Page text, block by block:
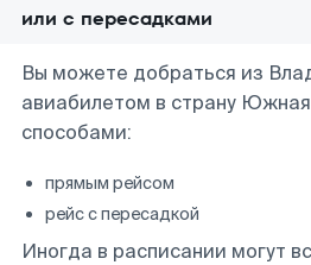
или с пересадками
Вы можете добраться из
авиабилетом в страну
способами:
прямым рейсом
рейс с пересадкой
Иногда в расписании могут